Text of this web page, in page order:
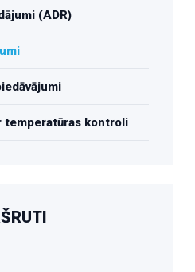
(ADR)
temperatūras kontroli